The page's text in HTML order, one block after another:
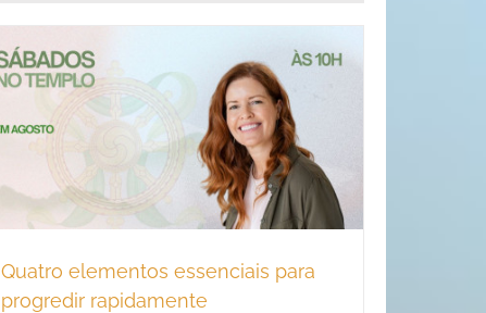
Quatro elementos essenciais para
progredir rapidamente